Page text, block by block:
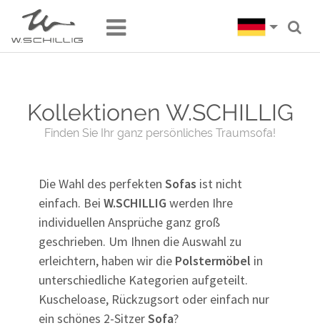
Kollektionen W.SCHILLIG
Finden Sie Ihr ganz persönliches Traumsofa!
Die Wahl des perfekten Sofas ist nicht
einfach. Bei W.SCHILLIG werden Ihre
individuellen Ansprüche ganz groß
geschrieben. Um Ihnen die Auswahl zu
erleichtern, haben wir die Polstermöbel in
unterschiedliche Kategorien aufgeteilt.
Kuscheloase, Rückzugsort oder einfach nur
ein schönes 2-SitzerSofa?